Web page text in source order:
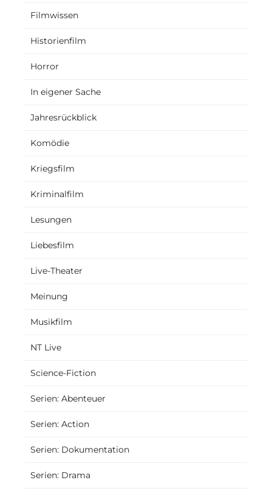
Filmwissen
Historienfilm
Horror
In eigener Sache
Jahresrückblick
Komödie
Kriegsfilm
Kriminalfilm
Lesungen
Liebesfilm
Live-Theater
Meinung
Musikfilm
NT Live
Science-Fiction
Serien: Abenteuer
Serien: Action
Serien: Dokumentation
Serien: Drama